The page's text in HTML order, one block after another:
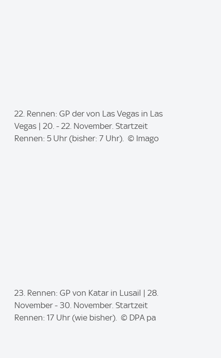
m
22. Rennen: GP der von Las Vegas in Las
Vegas | 20. - 22. November. Startzeit
Rennen: 5 Uhr (bisher: 7 Uhr). © Imago
m
23. Rennen: GP von Katar in Lusail | 28.
November - 30. November. Startzeit
Rennen: 17 Uhr (wie bisher). © DPA pa